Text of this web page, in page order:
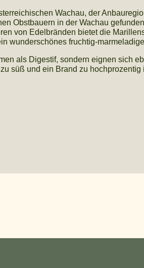
Wachau, der
Obstbauern in der Wachau
von Edelbränden bietet die
wunderschönes fruchtig-
als Digestif, sondern eignen sich
süß und ein Brand zu hochprozentig